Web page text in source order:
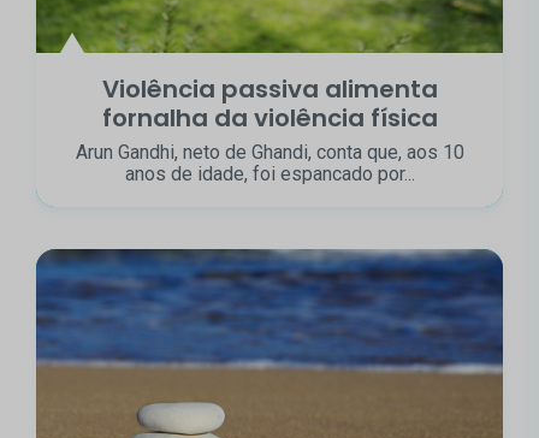
Violência passiva alimenta
fornalha da violência física
Arun Gandhi, neto de Ghandi, conta que, aos 10
anos de idade, foi espancado por...